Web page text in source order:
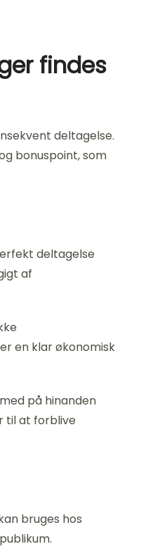
findes
deltagelse.
bonuspoint, som
deltagelse
af
en klar økonomisk
på hinanden
til at forblive
bruges hos